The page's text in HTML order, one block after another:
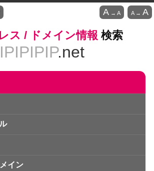
A→A
A →A
ス / ドメイン情報 検索
IPIPIPIP.net
イン